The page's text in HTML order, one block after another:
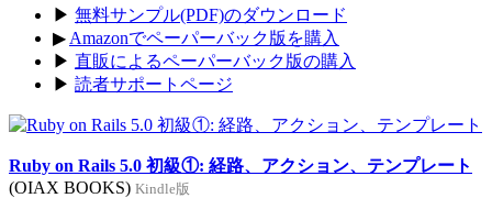
▶ 無料サンプル(PDF)のダウンロード
▶ Amazonでペーパーバック版を購入
▶ 直販によるペーパーバック版の購入
▶ 読者サポートページ
Ruby on Rails 5.0 初級①: 経路、アクション、テンプレート
(OIAX BOOKS) Kindle版